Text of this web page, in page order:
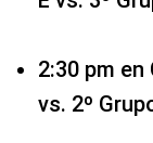
2:30 pm en
vs. 2º